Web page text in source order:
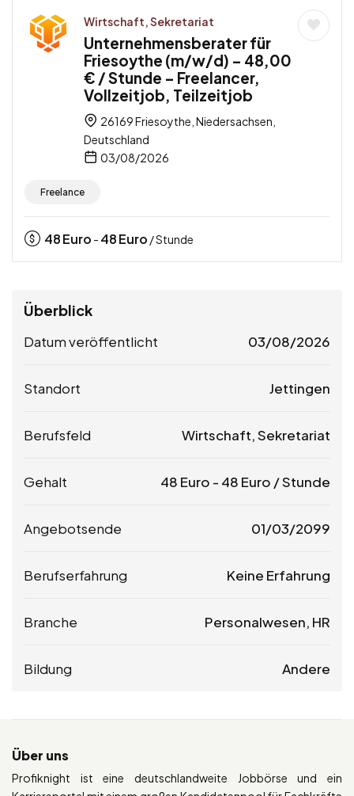
Wirtschaft, Sekretariat
Unternehmensberater für
Friesoythe (m/w/d) – 48,00
€ / Stunde – Freelancer,
Vollzeitjob, Teilzeitjob
26169 Friesoythe, Niedersachsen,
Deutschland
03/08/2026
Freelance
48Euro - 48Euro / Stunde
Überblick
Datum veröffentlicht 03/08/2026
Standort Jettingen
Berufsfeld Wirtschaft, Sekretariat
Gehalt 48 Euro - 48 Euro / Stunde
Angebotsende 01/03/2099
Berufserfahrung Keine Erfahrung
Branche Personalwesen, HR
Bildung Andere
Über uns
Profiknight ist eine deutschlandweite Jobbörse und ein